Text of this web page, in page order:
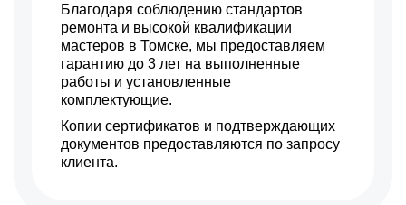
Благодаря соблюдению стандартов
ремонта и высокой квалификации
мастеров в Томске, мы предоставляем
гарантию до 3 лет на выполненные
работы и установленные
комплектующие.
Копии сертификатов и подтверждающих
документов предоставляются по запросу
клиента.